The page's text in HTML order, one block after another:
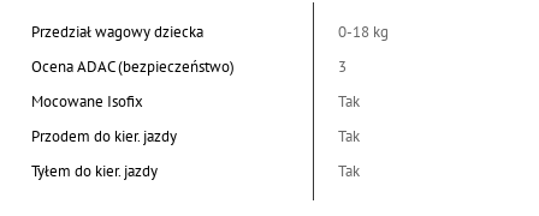
Przedział wagowy dziecka
0-18 kg
Ocena ADAC (bezpieczeństwo)
3
Mocowane Isofix
Tak
Przodem do kier. jazdy
Tak
Tyłem do kier. jazdy
Tak